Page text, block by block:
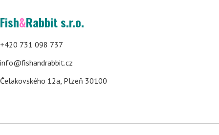
Fish&Rabbit s.r.o.
+420 731 098 737
info@fishandrabbit.cz
Čelakovského 12a, Plzeň 30100